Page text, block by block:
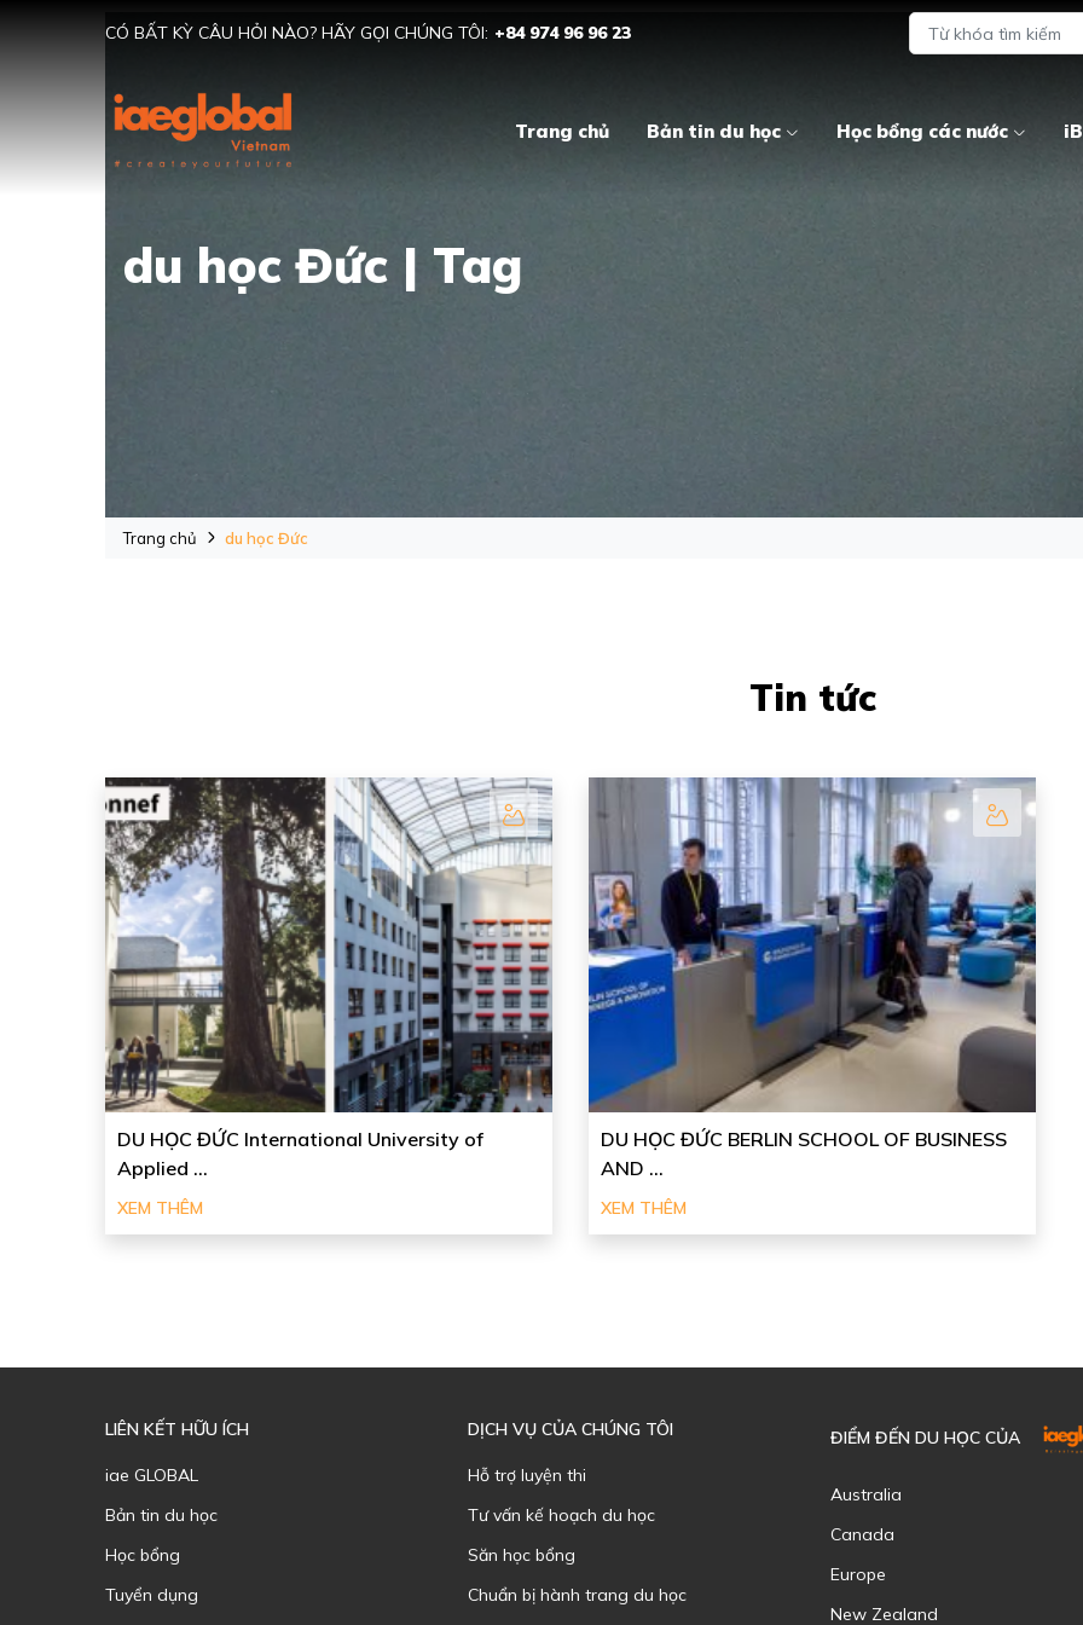
CÓ BẤT KỲ CÂU HỎI NÀO? HÃY GỌI CHÚNG TÔI: +84 974 96 96 23
Trang chủ Bản tin du học Học bổng các nước
du học Đức | Tag
Trang chủ du học Đức
Tin tức
DU HỌC ĐỨC International University of
Applied ...
XEM THÊM
DU HỌC ĐỨC BERLIN SCHOOL OF BUSINESS
AND ...
XEM THÊM
LIÊN KẾT HỮU ÍCH
iae GLOBAL
Bản tin du học
Học bổng
Tuyển dụng
DỊCH VỤ CỦA CHÚNG TÔI
Hỗ trợ luyện thi
Tư vấn kế hoạch du học
Săn học bổng
Chuẩn bị hành trang du học
ĐIỂM ĐẾN DU HỌC CỦA
Australia
Canada
Europe
New Zealand